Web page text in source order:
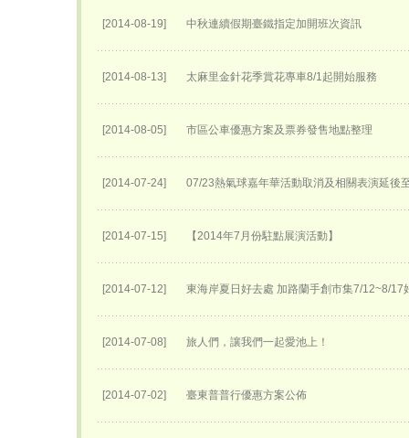
[2014-08-19] 中秋連續假期臺鐵指定加開班次資訊
[2014-08-13] 太麻里金針花季賞花專車8/1起開始服務
[2014-08-05] 市區公車優惠方案及票券發售地點整理
[2014-07-24] 07/23熱氣球嘉年華活動取消及相關表演延後
[2014-07-15] 【2014年7月份駐點展演活動】
[2014-07-12] 東海岸夏日好去處 加路蘭手創市集7/12~8/17
[2014-07-08] 旅人們，讓我們一起愛池上！
[2014-07-02] 臺東普普行優惠方案公佈